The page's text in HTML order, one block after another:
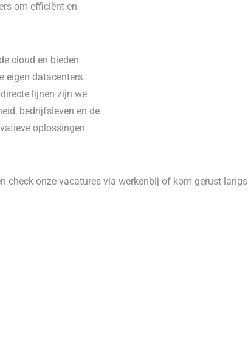
om efficiënt en
cloud en bieden
eigen datacenters.
lijnen zijn we
bedrijfsleven en de
oplossingen
check onze vacatures via werkenbij of kom gerust langs